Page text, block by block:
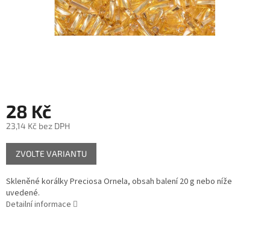
28 Kč
23,14 Kč bez DPH
Měrná
cena:
ZVOLTE VARIANTU
Skleněné korálky Preciosa Ornela, obsah balení 20 g nebo níže
uvedené.
Detailní informace